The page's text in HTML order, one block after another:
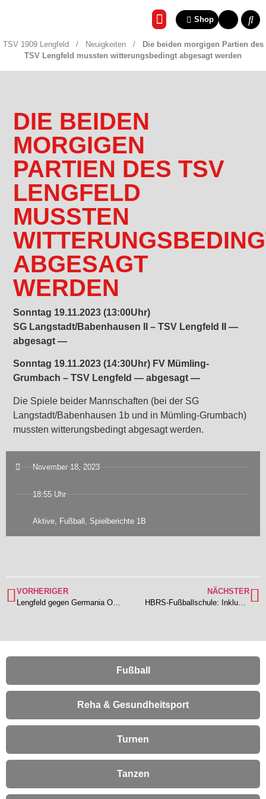
Shop
TSV 1909 Lengfeld / Neuigkeiten/
Die beiden morgigen Partien des
TSV Lengfeld mussten witterungsbedingt abgesagt werden
November 18, 2023
18:55 Uhr
Aktive, Fußball , Spielberichte 1B
DIE BEIDEN
MORGIGEN
PARTIEN DES TSV
LENGFELD
MUSSTEN
ABGESAGT
WERDEN
Sonntag 19.11.2023 (13:00Uhr)
SG Langstadt/Babenhausen II – TSV Lengfeld II —
abgesagt —
Sonntag 19.11.2023 (14:30Uhr) FV Mümling-
Grumbach – TSV Lengfeld — abgesagt —
Die Spiele beider Mannschaften (bei der SG
Langstadt/Babenhausen 1b und in Mümling-Grumbach)
mussten witterungsbedingt abgesagt werden.
VORHERIGER
NÄCHSTER
Fußball
Reha & Gesundheitsport
Turnen
Tanzen